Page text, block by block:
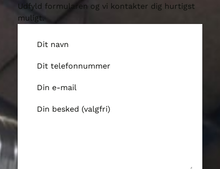
Udfyld formularen og vi kontakter dig hurtigst
muligt.
Dit navn
Dit telefonnummer
Din e-mail
Din besked (valgfri)